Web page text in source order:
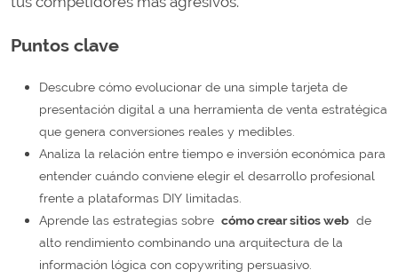
Puntos clave
Descubre cómo evolucionar de una simple tarjeta de
presentación digital a una herramienta de venta estratégica
que genera conversiones reales y medibles.
Analiza la relación entre tiempo e inversión económica para
entender cuándo conviene elegir el desarrollo profesional
frente a plataformas DIY limitadas.
Aprende las estrategias sobre cómo crear sitios web de
alto rendimiento combinando una arquitectura de la
información lógica con copywriting persuasivo.